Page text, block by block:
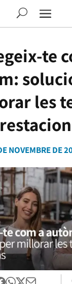
te
les
NOVEMBRE DE